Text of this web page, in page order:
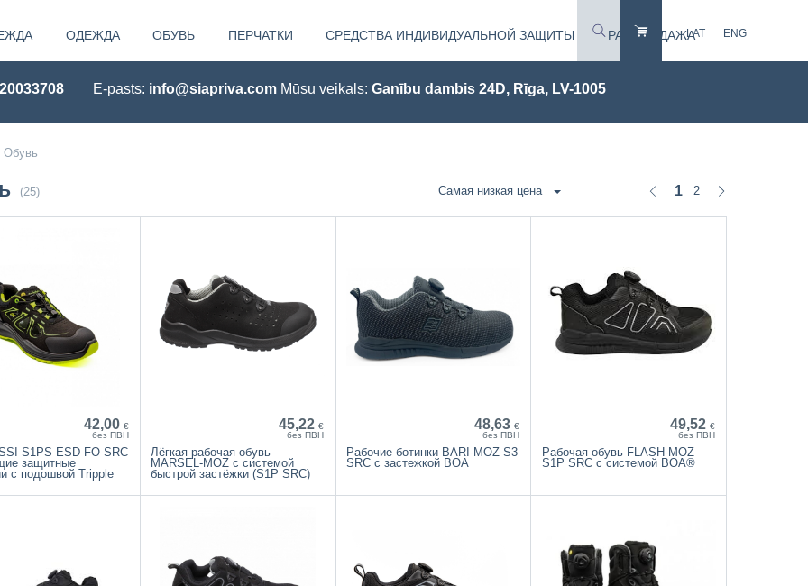
OДЕЖДА ОБУВЬ ПЕРЧАТКИ СРЕДСТВА ИНДИВИДУАЛЬНОЙ ЗАЩИТЫ РАСПРОДАЖАLAT ENG
E-pasts: info@siapriva.com Mūsu veikals: Ganību dambis 24D, Rīga, LV-1005
Обувь
(25) 1 2
Самая низкая цена
42,00 €
без ПВН
S1PS ESD FO SRC
защитные
с подошвой Tripple
45,22 €
без ПВН
Лёгкая рабочая обувь
MARSEL-MOZ с системой
быстрой застёжки (S1P SRC)
48,63 €
без ПВН
Рабочие ботинки BARI-MOZ S3
SRC с застежкой BOA
49,52 €
без ПВН
Рабочая обувь FLASH-MOZ
S1P SRC с системой BOA®